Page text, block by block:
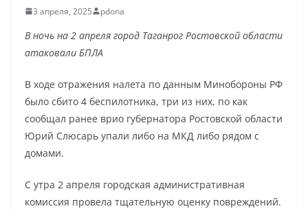
3 апреля, 2025 pdona
В ночь на 2 апреля город Таганрог Ростовской области
атаковали БПЛА
В ходе отражения налета по данным Минобороны РФ
было сбито 4 беспилотника, три из них, по как
сообщал ранее врио губернатора Ростовской области
Юрий Слюсарь упали либо на МКД либо рядом с
домами.
С утра 2 апреля городская административная
комиссия провела тщательную оценку повреждений.